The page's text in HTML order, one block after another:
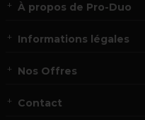
À propos de Pro-Duo
Informations légales
Nos Offres
Contact